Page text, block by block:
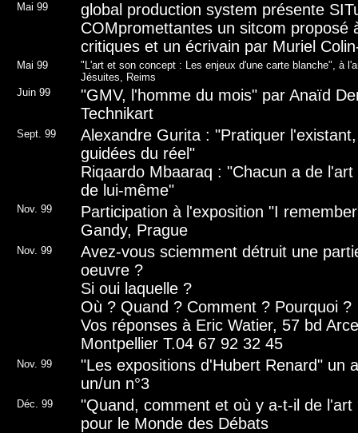
Mai 99
global production system présente
COMpromettantes un sitcom proposé
critiques et un écrivain par Muriel
Mai 99
"L'art et son concept : Les enjeux d'une carte blanche", à
Jésuites, Reims
Juin 99
"GMV, l'homme du mois" par Anaïd
Technikart
Sept. 99
Alexandre Gurita : "Pratiquer
guidées du réel"
Riqaardo Mbaaraq : "Chacun a de
de lui-même"
Nov. 99
Participation à l'exposition "I
Gandy, Prague
Nov. 99
Avez-vous sciemment détruit une
oeuvre ?
Si oui laquelle ?
Où ? Quand ? Comment ? Pourquoi ?
Vos réponses à Eric Watier, 57 bd
Montpellier T.04 67 92 32 45
Nov. 99
"Les expositions d'Hubert Renard" un
un/un n°3
Déc. 99
"Quand, comment et où y a-t-il de l'art
pour le Monde des Débats